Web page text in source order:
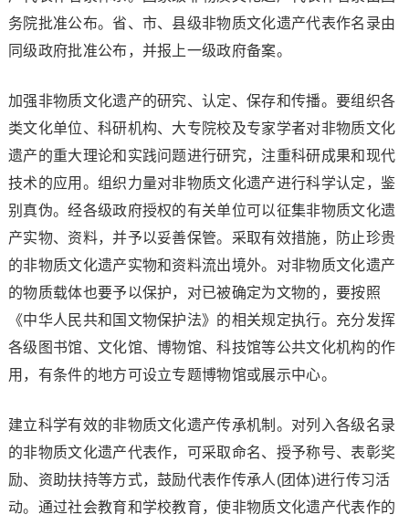
务院批准公布。省、市、县级非物质文化遗产代表作名录由
同级政府批准公布，并报上一级政府备案。
加强非物质文化遗产的研究、认定、保存和传播。要组织各
类文化单位、科研机构、大专院校及专家学者对非物质文化
遗产的重大理论和实践问题进行研究，注重科研成果和现代
技术的应用。组织力量对非物质文化遗产进行科学认定，鉴
别真伪。经各级政府授权的有关单位可以征集非物质文化遗
产实物、资料，并予以妥善保管。采取有效措施，防止珍贵
的非物质文化遗产实物和资料流出境外。对非物质文化遗产
的物质载体也要予以保护，对已被确定为文物的，要按照
《中华人民共和国文物保护法》的相关规定执行。充分发挥
各级图书馆、文化馆、博物馆、科技馆等公共文化机构的作
用，有条件的地方可设立专题博物馆或展示中心。
建立科学有效的非物质文化遗产传承机制。对列入各级名录
的非物质文化遗产代表作，可采取命名、授予称号、表彰奖
励、资助扶持等方式，鼓励代表作传承人(团体)进行传习活
动。通过社会教育和学校教育，使非物质文化遗产代表作的